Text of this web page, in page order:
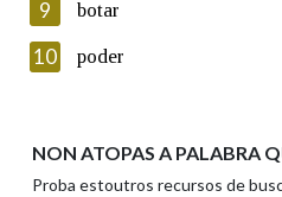
Introduce o código que
Texto de verificación
9 botar
10 poder
NON ATOPAS A PALABRA
Proba estoutros recursos de